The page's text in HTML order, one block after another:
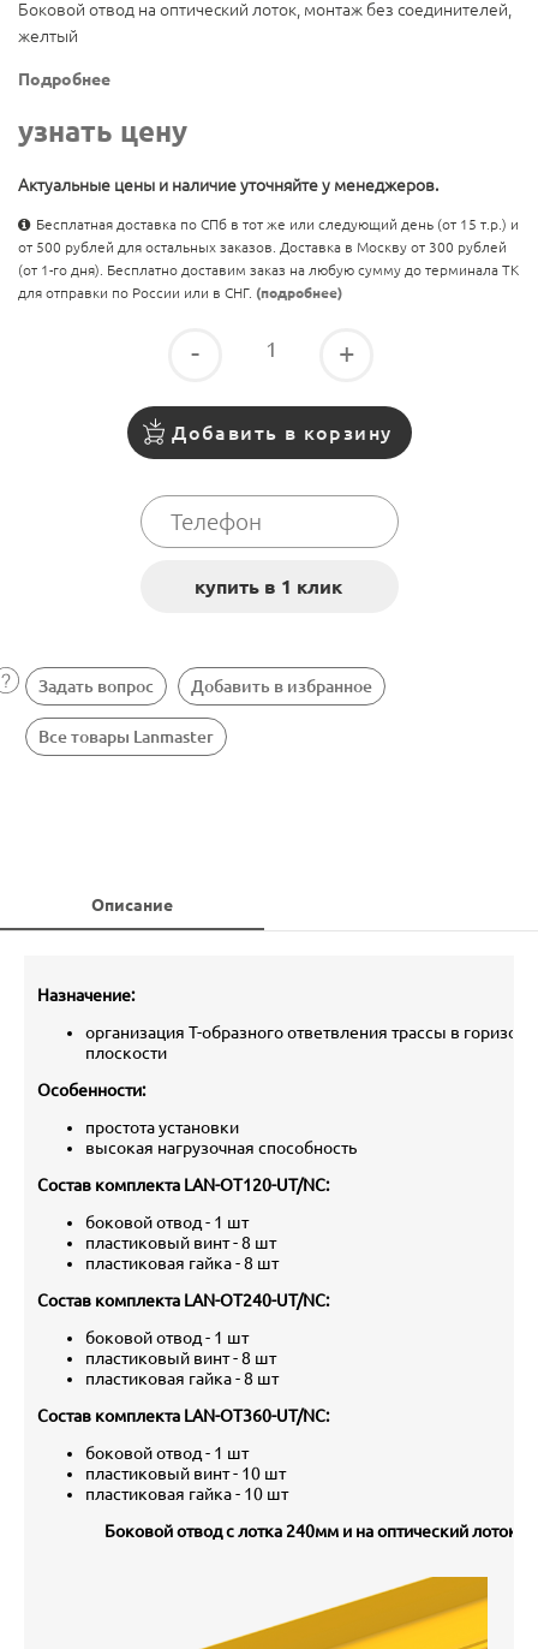
Боковой отвод на оптический лоток, монтаж без соединителей,
желтый
Подробнее
узнать цену
Актуальные цены и наличие уточняйте у менеджеров.
Бесплатная доставка по СПб в тот же или следующий день (от 15 т.р.) и
от 500 рублей для остальных заказов. Доставка в Москву от 300 рублей
(от 1-го дня). Бесплатно доставим заказ на любую сумму до терминала ТК
для отправки по России или в СНГ. (подробнее)
- +
Добавить в корзину
Задать вопрос Добавить в избранное
Все товары Lanmaster
Описание
Назначение:
организация Т-образного ответвления трассы в
плоскости
Особенности:
простота установки
высокая нагрузочная способность
Состав комплекта LAN-OT120-UT/NC:
боковой отвод - 1 шт
пластиковый винт - 8 шт
пластиковая гайка - 8 шт
Состав комплекта LAN-OT240-UT/NC:
боковой отвод - 1 шт
пластиковый винт - 8 шт
пластиковая гайка - 8 шт
Состав комплекта LAN-OT360-UT/NC:
боковой отвод - 1 шт
пластиковый винт - 10 шт
пластиковая гайка - 10 шт
Боковой отвод с лотка 240мм и на оптический лоток